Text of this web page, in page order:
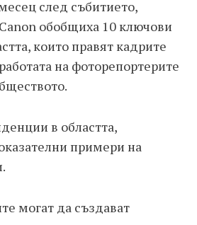
след събитието,
обобщиха 10 ключови
които правят кадрите
на фоторепортерите
в областта,
примери на
могат да създават